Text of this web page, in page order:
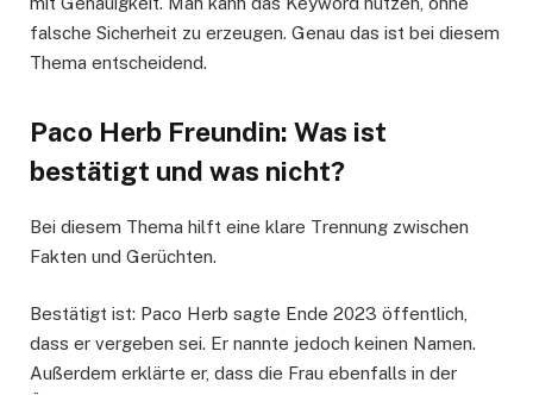
falsche Sicherheit zu erzeugen. Genau das ist bei diesem
Thema entscheidend.
Paco Herb Freundin: Was ist
bestätigt und was nicht?
Bei diesem Thema hilft eine klare Trennung zwischen
Fakten und Gerüchten.
Bestätigt ist: Paco Herb sagte Ende 2023 öffentlich,
dass er vergeben sei. Er nannte jedoch keinen Namen.
Außerdem erklärte er, dass die Frau ebenfalls in der